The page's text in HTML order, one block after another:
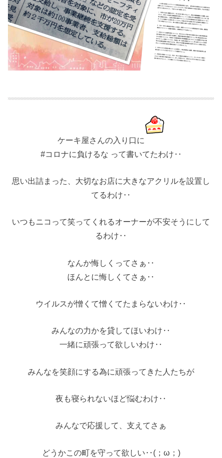
ケーキ屋さんの入り口に
#コロナに負けるな って書いてたわけ‥
思い出詰まった、大切なお店に大きなアクリルを設置し
てるわけ‥
いつもニコって笑ってくれるオーナーが不安そうにして
るわけ‥
なんか悔しくってさぁ‥
ほんとに悔しくてさぁ‥
ウイルスが憎くて憎くてたまらないわけ‥
みんなの力かを貸してほいわけ‥
一緒に頑張って欲しいわけ‥
みんなを笑顔にする為に頑張ってきた人たちが
夜も寝られないほど悩むわけ‥
みんなで応援して、支えてさぁ
どうかこの町を守って欲しい‥(；ω；)